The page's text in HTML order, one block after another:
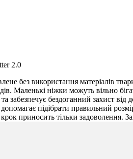
2.0
без використання матеріалів
Маленькі ніжки можуть вільно
забезпечує бездоганний захист від
підібрати правильний
крок приносить тільки